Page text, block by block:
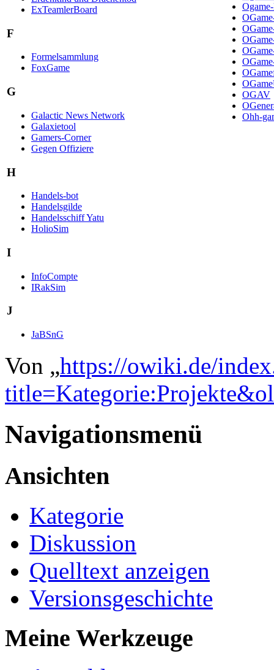
ExTeamlerBoard
F
Formelsammlung
FoxGame
G
Galactic News Network
Galaxietool
Gamers-Corner
Gegen Offiziere
H
Handels-bot
Handelsgilde
Handelsschiff Yatu
HolioSim
I
InfoCompte
IRakSim
J
JaBSnG
OGAV
Ohh-
Von „https://owiki.de/
Navigationsmenü
Ansichten
Kategorie
Diskussion
Quelltext anzeigen
Versionsgeschichte
Meine Werkzeuge